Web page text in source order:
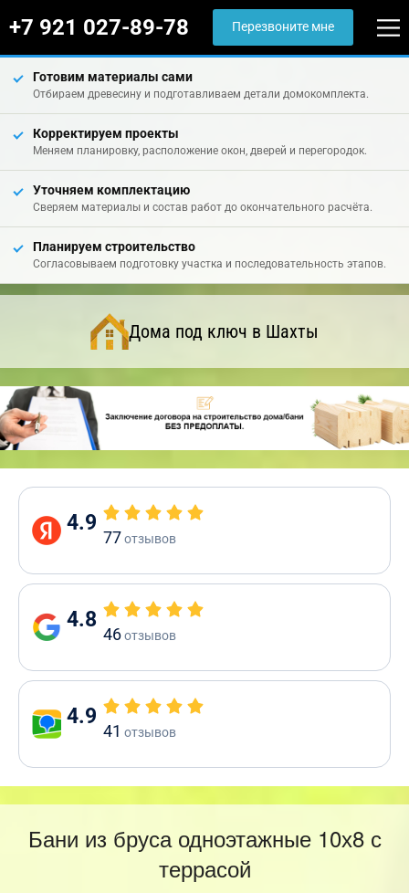
+7 921 027-89-78 Перезвоните мне
Готовим материалы сами
Отбираем древесину и подготавливаем детали домокомплекта.
Корректируем проекты
Меняем планировку, расположение окон, дверей и перегородок.
Уточняем комплектацию
Сверяем материалы и состав работ до окончательного расчёта.
Планируем строительство
Согласовываем подготовку участка и последовательность этапов.
Дома под ключ в Шахты
4.9
77отзывов
4.8
46отзывов
4.9
41 отзывов
Бани из бруса одноэтажные 10х8 с
террасой